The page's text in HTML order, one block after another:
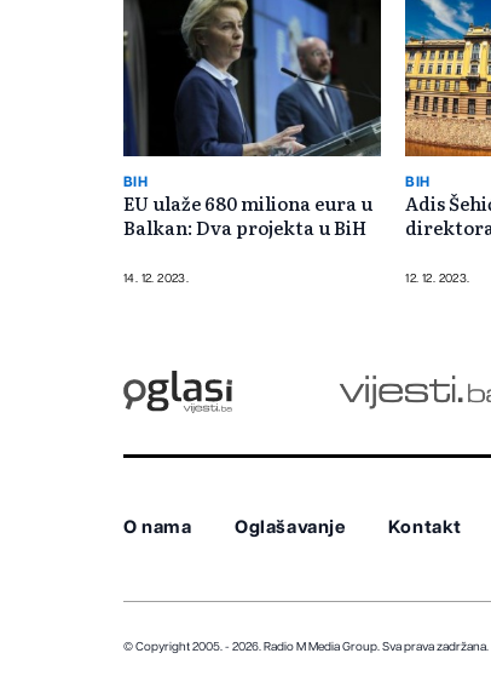
BIH
EU ulaže 680 miliona eura u
Balkan: Dva projekta u BiH
14. 12. 2023.
BIH
Adis
12. 12. 2023.
O nama Oglašavanje Kontakt
© Copyright 2005. - 2026. Radio M Media Group. Sva prava zadržana.